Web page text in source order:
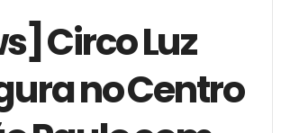
Circo Luz
no Centro